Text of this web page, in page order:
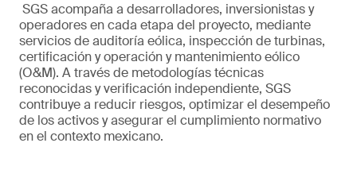
SGS acompaña a desarrolladores, inversionistas y
operadores en cada etapa del proyecto, mediante
servicios de auditoría eólica, inspección de turbinas,
certificación y operación y mantenimiento eólico
(O&M). A través de metodologías técnicas
reconocidas y verificación independiente, SGS
contribuye a reducir riesgos, optimizar el desempeño
de los activos y asegurar el cumplimiento normativo
en el contexto mexicano.